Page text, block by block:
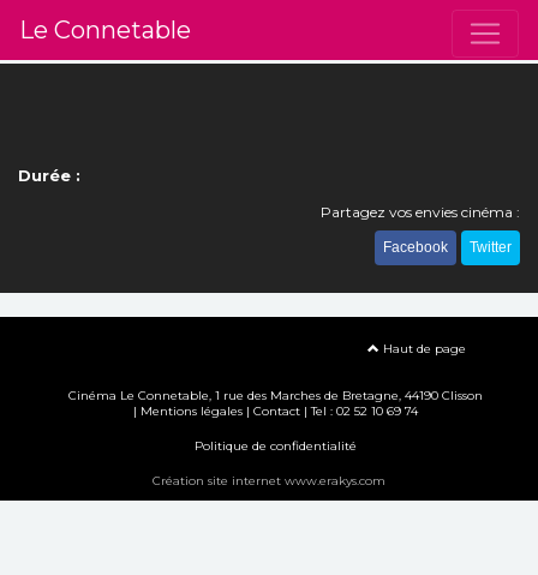
Le Connetable
Durée :
Partagez vos envies cinéma :
Facebook Twitter
Haut de page
Cinéma Le Connetable, 1 rue des Marches de Bretagne, 44190 Clisson
| Mentions légales| Contact| Tel : 02 52 10 69 74
Politique de confidentialité
Création site internet www.erakys.com